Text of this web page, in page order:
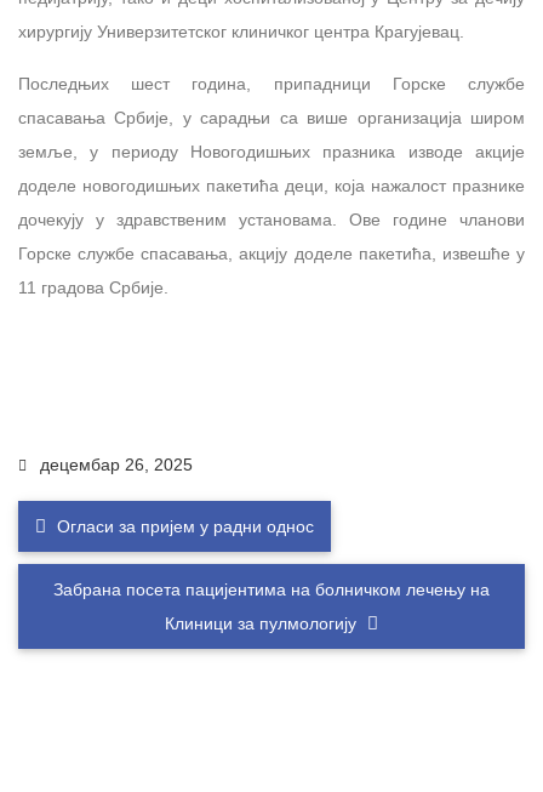
хирургију Универзитетског клиничког центра Крагујевац.
Последњих шест година, припадници Горске службе
спасавања Србије, у сарадњи са више организација широм
земље, у периоду Новогодишњих празника изводе акције
доделе новогодишњих пакетића деци, која нажалост празнике
дочекују у здравственим установама. Ове године чланови
Горске службе спасавања, акцију доделе пакетића, извешће у
11 градова Србије.
децембар 26, 2025
Огласи за пријем у радни однос
Забрана посета пацијентима на болничком лечењу на
Клиници за пулмологију